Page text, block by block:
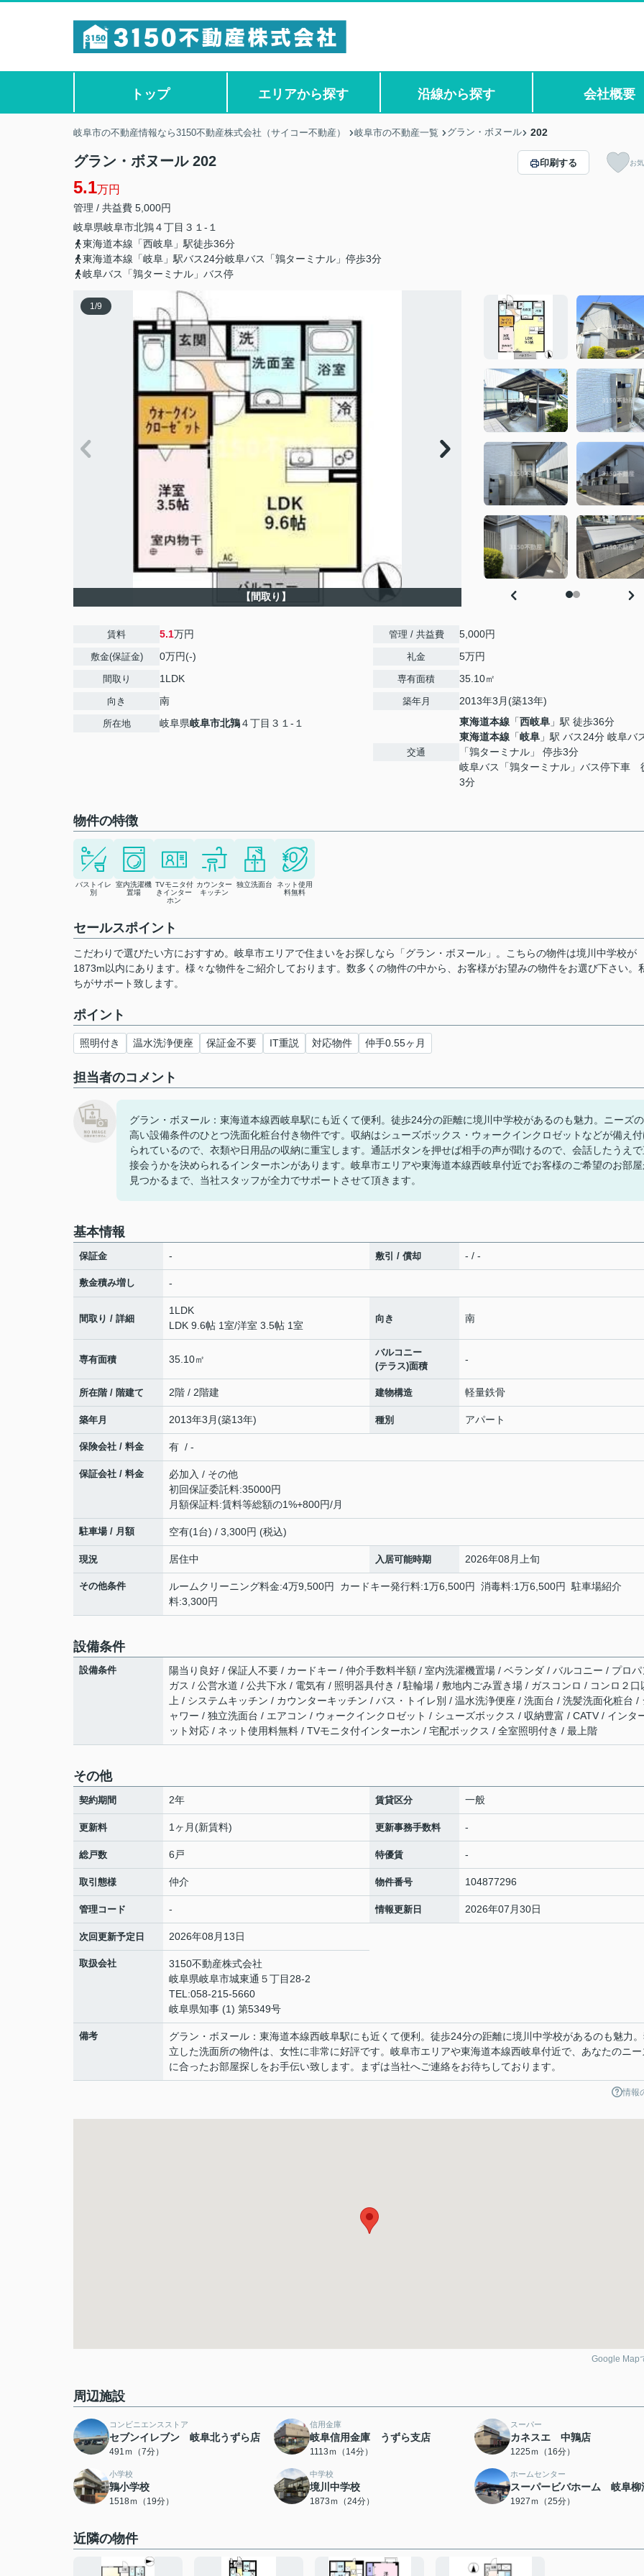
トップ エリアから探す 沿線から探す 会社概要
岐阜市の不動産情報なら3150不動産株式会社（サイコー不動産） 岐阜市の不動産一覧 グラン・ボヌール 202
グラン・ボヌール 202
5.1万円
管理 / 共益費 5,000円
岐阜県岐阜市北鶉４丁目３１-１
東海道本線「西岐阜」駅徒歩36分
東海道本線「岐阜」駅バス24分岐阜バス「鶉ターミナル」停歩3分
岐阜バス「鶉ターミナル」バス停
印刷する お
1/9
【間取り】
賃料 5.1万円
敷金(保証金) 0万円(-)
間取り 1LDK
向き 南
所在地 岐阜県岐阜市北鶉４丁目３１-１
管理 / 共益費 5,000円
礼金 5万円
専有面積 35.10㎡
築年月 2013年3月(築13年)
交通
東海道本線 「西岐阜 」駅 徒歩36分
東海道本線 「岐阜 」駅 バス24分 岐阜バ
「鶉ターミナル」 停歩3分
岐阜バス「鶉ターミナル」バス停下車
3分
物件の特徴
バストイレ
別
室内洗濯機
置場
TVモニタ付
きインター
ホン
カウンター
キッチン
独立洗面台
ネット使用
料無料
セールスポイント
こだわりで選びたい方におすすめ。岐阜市エリアで住まいをお探しなら「グラン・ボヌール」。こちらの物件は境川中学校が
1873m以内にあります。様々な物件をご紹介しております。数多くの物件の中から、お客様がお望みの物件をお選び下さい。
ちがサポート致します。
ポイント
照明付き 温水洗浄便座 保証金不要 IT重説 対応物件 仲手0.55ヶ月
担当者のコメント
グラン・ボヌール：東海道本線西岐阜駅にも近くて便利。徒歩24分の距離に境川中学校があるのも魅力。ニーズの
高い設備条件のひとつ洗面化粧台付き物件です。収納はシューズボックス・ウォークインクロゼットなどが備え
られているので、衣類や日用品の収納に重宝します。通話ボタンを押せば相手の声が聞けるので、会話したうえ
接会うかを決められるインターホンがあります。岐阜市エリアや東海道本線西岐阜付近でお客様のご希望のお部
見つかるまで、当社スタッフが全力でサポートさせて頂きます。
基本情報
保証金 - 敷引 / 償却 - / -
敷金積み増し -
間取り / 詳細
1LDK
LDK 9.6帖 1室/洋室 3.5帖 1室
向き 南
専有面積 35.10㎡
バルコニー
(テラス)面積
-
所在階 / 階建て 2階 / 2階建 建物構造 軽量鉄骨
築年月 2013年3月(築13年) 種別 アパート
保険会社 / 料金 有 / -
保証会社 / 料金
必加入 / その他
初回保証委託料:35000円
月額保証料:賃料等総額の1%+800円/月
駐車場 / 月額 空有(1台) / 3,300円 (税込)
現況 居住中 入居可能時期 2026年08月上旬
その他条件
ルームクリーニング料金:4万9,500円 カードキー発行料:1万6,500円 消毒料:1万6,500円 駐車場紹介
料:3,300円
設備条件
設備条件
陽当り良好 / 保証人不要 / カードキー / 仲介手数料半額 / 室内洗濯機置場 / ベランダ / バルコニー / プロパ
ガス / 公営水道 / 公共下水 / 電気有 / 照明器具付き / 駐輪場 / 敷地内ごみ置き場 / ガスコンロ / コンロ２口
上 / システムキッチン / カウンターキッチン / バス・トイレ別 / 温水洗浄便座 / 洗面台 / 洗髪洗面化粧台 /
ャワー / 独立洗面台 / エアコン / ウォークインクロゼット / シューズボックス / 収納豊富 / CATV / インタ
ット対応 / ネット使用料無料 / TVモニタ付インターホン / 宅配ボックス / 全室照明付き / 最上階
その他
契約期間 2年 賃貸区分 一般
更新料 1ヶ月(新賃料) 更新事務手数料 -
総戸数 6戸 特優賃 -
取引態様 仲介 物件番号 104877296
管理コード - 情報更新日 2026年07月30日
次回更新予定日 2026年08月13日
取扱会社
3150不動産株式会社
岐阜県岐阜市城東通５丁目28-2
TEL:058-215-5660
岐阜県知事 (1) 第5349号
備考
グラン・ボヌール：東海道本線西岐阜駅にも近くて便利。徒歩24分の距離に境川中学校があるのも魅力
立した洗面所の物件は、女性に非常に好評です。岐阜市エリアや東海道本線西岐阜付近で、あなたのニー
に合ったお部屋探しをお手伝い致します。まずは当社へご連絡をお待ちしております。
情報
Google Map
周辺施設
コンビニエンスストア
セブンイレブン 岐阜北うずら店
491ｍ（7分）
信用金庫
岐阜信用金庫 うずら支店
1113ｍ（14分）
スーパー
カネスエ 中鶉店
1225ｍ（16分）
小学校
鶉小学校
1518ｍ（19分）
中学校
境川中学校
1873ｍ（24分）
ホームセンター
スーパービバホーム 岐阜柳
1927ｍ（25分）
近隣の物件